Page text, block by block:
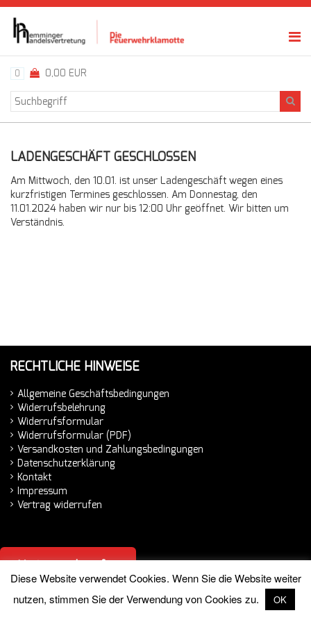
0 0,00 EUR
LADENGESCHÄFT GESCHLOSSEN
Am Mittwoch, den 10.01. ist unser Ladengeschäft wegen eines
kurzfristigen Termines geschlossen. Am Donnestag, den
11.01.2024 haben wir nur bis 12:00 Uhr geöffnet. Wir bitten um
Verständnis.
RECHTLICHE HINWEISE
Allgemeine Geschäftsbedingungen
Widerrufsbelehrung
Widerrufsformular
Widerrufsformular (PDF)
Versandkosten und Zahlungsbedingungen
Datenschutzerklärung
Kontakt
Impressum
Vertrag widerrufen
Vertrag widerrufen
© 2026 Hemminger Handelsvertretung
Diese Website verwendet Cookies. Wenn Sie die Website weiter
nutzen, stimmen Sie der Verwendung von Cookies zu.
OK